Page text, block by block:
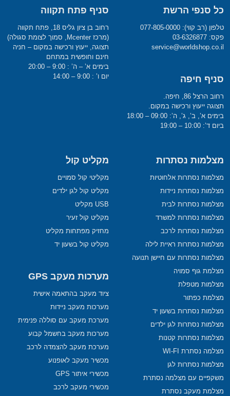
כל סנפי הרשת
טלפון (רב קווי): 077-805-0000
פקס: 03-6326877
service@worldshop.co.il
סניף חיפה
רחוב הרצל 86, חיפה.
תצוגה ייעוץ ורכישה במקום.
בימים א’, ב’, ג’, ה’: 09:00 – 18:00
ביום ד’: 10:00 – 19:00
סניף פתח תקווה
רחוב בן ציון גליס 18, פתח תקווה
(מרכז Mcenter, סמוך לצומת סגולה)
תצוגה, ייעוץ ורכישה במקום – חניה
חינם וחופשית במתחם
בימים א’ – ה’ : 9:00 – 20:00
יום ו’ : 9:00 – 14:00
מצלמות נסתרות
מצלמות נסתרות אלחוטיות
מצלמות נסתרות ניידות
מצלמות נסתרות לבית
מצלמות נסתרות למשרד
מצלמות נסתרות לרכב
מצלמות נסתרות ראיית לילה
מצלמות נסתרות עם חיישן תנועה
מצלמת גוף סמויה
מצלמות מטפלת
מצלמת כפתור
מצלמות נסתרות בשעון יד
מצלמות נסתרות לגן ילדים
מצלמות נסתרות קטנות
מצלמה נסתרת WI-FI
מצלמות נסתרות לגן
משקפיים עם מצלמה נסתרת
מצלמת מעקב נסתרת
מקליט קול
מקליטי קול סמויים
מקליט קול לגן ילדים
USB מקליט
מקליט קול זעיר
מחזיק מפתחות מקליט
מקליט קול בשעון יד
מערכות מעקב GPS
ציוד מעקב בהתאמה אישית
מערכות מעקב ניידות
מערכת מעקב עם סוללה פנימית
מערכות מעקב בחשמל קבוע
מערכת מעקב להצמדה לרכב
מכשיר מעקב לאופנוע
מכשירי איתור GPS
מכשירי מעקב לרכב